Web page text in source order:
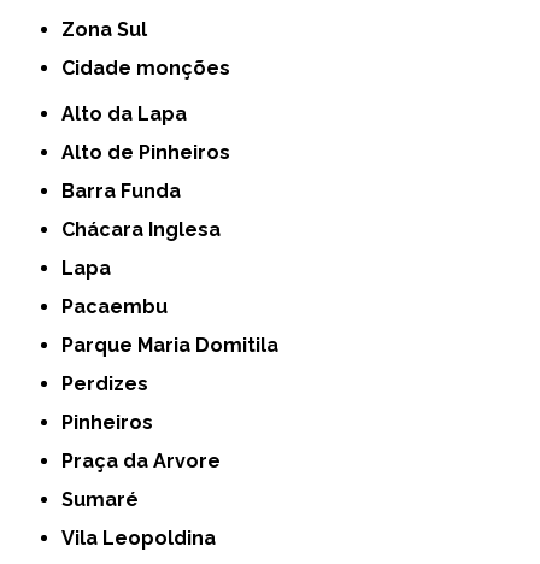
Zona Sul
cidade monções
Alto da Lapa
Alto de Pinheiros
Barra Funda
Chácara Inglesa
Lapa
Pacaembu
Parque Maria Domitila
Perdizes
Pinheiros
Praça da Arvore
Sumaré
Vila Leopoldina